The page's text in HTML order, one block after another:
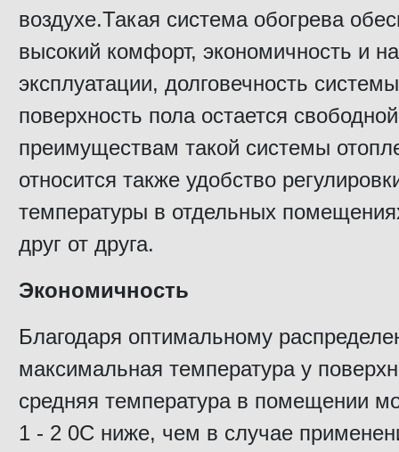
воздухе.Такая система обогрева
высокий комфорт, экономичность и
эксплуатации, долговечность
поверхность пола остается
преимуществам такой системы
относится также удобство
температуры в отдельных
друг от друга.
Экономичность
Благодаря оптимальному
максимальная температура у
средняя температура в помещении
1 - 2 0С ниже, чем в случае